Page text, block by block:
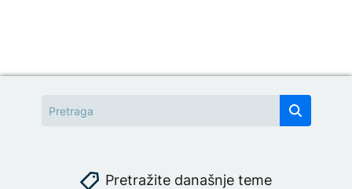
Pretražite današnje teme